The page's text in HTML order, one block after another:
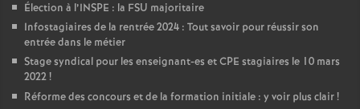
Élection à l’INSPE : la FSU majoritaire
Infostagiaires de la rentrée 2024 : Tout savoir pour réussir son
entrée dans le métier
Stage syndical pour les enseignant-es etCPE stagiaires le 10 mars
2022!
Réforme des concours et de la formation initiale : y voir plus clair!